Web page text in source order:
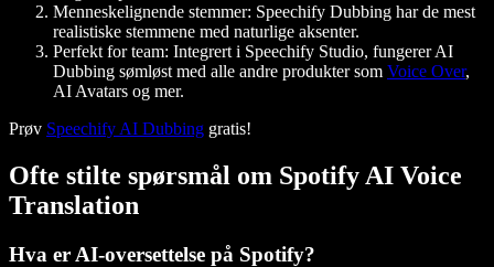
Menneskelignende stemmer: Speechify Dubbing har de mest
realistiske stemmene med naturlige aksenter.
Perfekt for team: Integrert i Speechify Studio, fungerer AI
Dubbing sømløst med alle andre produkter som Voice Over,
AI Avatars og mer.
Prøv Speechify AI Dubbing gratis!
Ofte stilte spørsmål om Spotify AI Voice
Translation
Hva er AI-oversettelse på Spotify?